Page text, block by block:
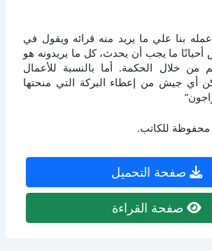
بنا علي ما يريد منه قرائه ويقول في
أحيانًا ما يجب أن يحدث، كل ما يريدونه هو
من خلال الحكمة. أما بالنسبة للأعمال
أي جيش من إعطاء البركة التي منحتها
للكاتب.
صفحة التحميل
صفحة القراءة